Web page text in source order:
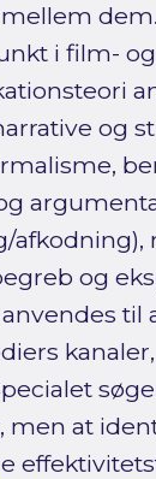
i film- og
og
afkodning),
og
til
men at